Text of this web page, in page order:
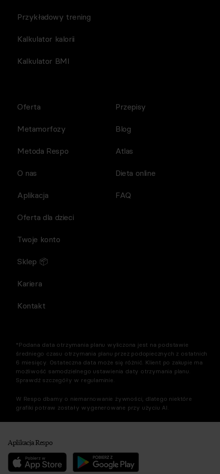
Przykładowy trening
Kalkulator kalorii
Kalkulator BMI
Oferta
Metamorfozy
Metoda Respo
O nas
Aplikacja
Przepisy
Blog
Atlas
Dieta online
FAQ
Oferta dla dzieci
Twoje konto
Sklep 📦
Kariera
Kontakt
*Podana data otrzymania planu wyliczona jest na podstawie
średniego czasu otrzymania planu przez podopiecznych z ostatnich
6 miesięcy. Ostateczna data może się różnić. Klient po zakupie ma
możliwość samodzielnego ustawienia daty otrzymania planu.
Sprawdź szczegóły w regulaminie.
W Respo dbamy o niemarnowanie żywności, dlatego niektóre
grafiki potraw zostały wygenerowane przy użyciu AI.
Aplikacja Respo